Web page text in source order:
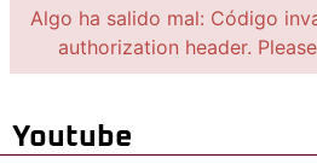
Algo ha salido mal: Código
authorization header.
Youtube